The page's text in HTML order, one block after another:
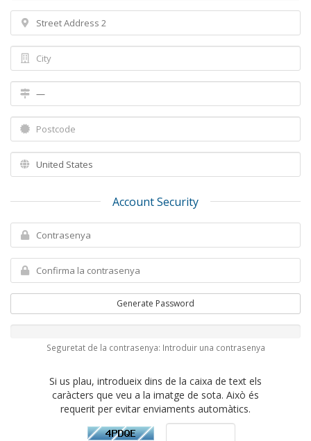
Account Security
Generate Password
Seguretat de la contrasenya: Introduir una contrasenya
Si us plau, introdueix dins de la caixa de text els
caràcters que veu a la imatge de sota. Això és
requerit per evitar enviaments automàtics.